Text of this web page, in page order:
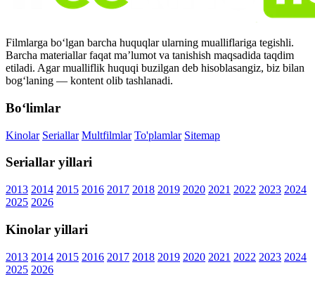
Filmlarga bo‘lgan barcha huquqlar ularning mualliflariga tegishli.
Barcha materiallar faqat ma’lumot va tanishish maqsadida taqdim
etiladi. Agar mualliflik huquqi buzilgan deb hisoblasangiz, biz bilan
bog‘laning — kontent olib tashlanadi.
Bo‘limlar
Kinolar Seriallar Multfilmlar To'plamlar Sitemap
Seriallar yillari
2013 2014 2015 2016 2017 2018 2019 2020 2021 2022 2023 2024
2025 2026
Kinolar yillari
2013 2014 2015 2016 2017 2018 2019 2020 2021 2022 2023 2024
2025 2026